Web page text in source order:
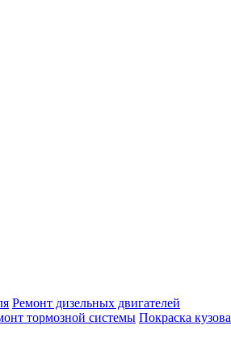
Ремонт дизельных двигателей
тормозной системы Покраска кузова